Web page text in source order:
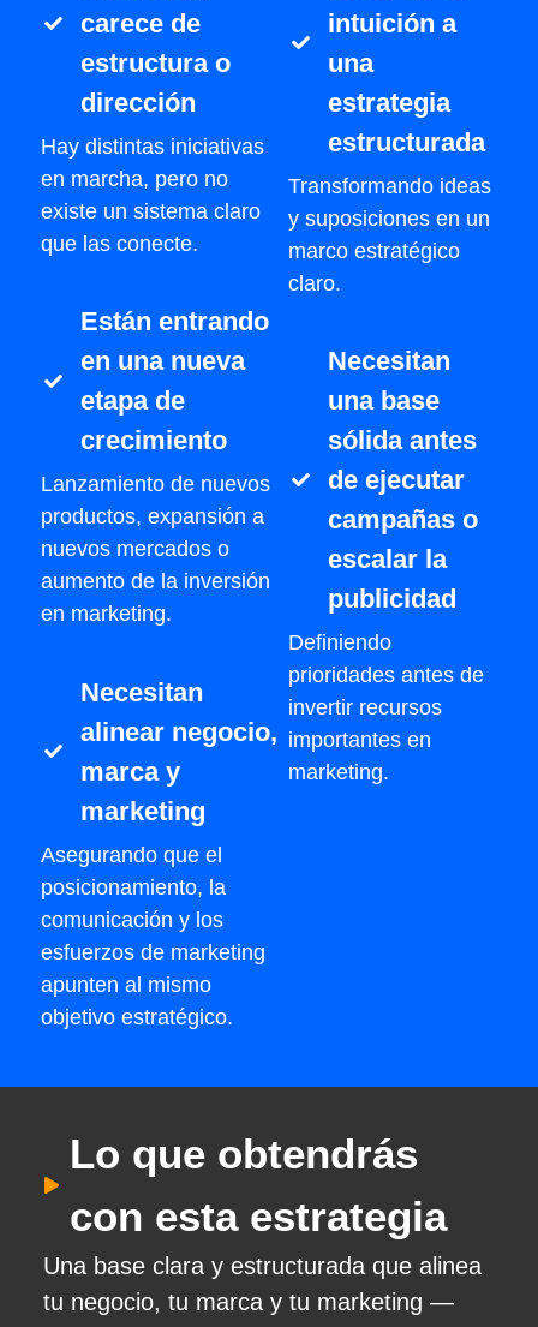
carece de
estructura o
dirección
Hay distintas iniciativas
en marcha, pero no
existe un sistema claro
que las conecte.
Están entrando
en una nueva
etapa de
crecimiento
Lanzamiento de nuevos
productos, expansión a
nuevos mercados o
aumento de la inversión
en marketing.
Necesitan
alinear negocio,
marca y
marketing
Asegurando que el
posicionamiento, la
comunicación y los
esfuerzos de marketing
apunten al mismo
objetivo estratégico.
intuición a
una
estrategia
estructurada
Transformando ideas
y suposiciones en un
marco estratégico
claro.
Necesitan
una base
sólida antes
de ejecutar
campañas o
escalar la
publicidad
Definiendo
prioridades antes de
invertir recursos
importantes en
marketing.
Lo que obtendrás
con esta estrategia
Una base clara y estructurada que alinea
tu negocio, tu marca y tu marketing —